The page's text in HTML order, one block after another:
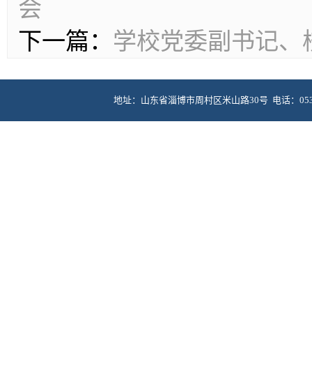
会
下一篇： 学校党委副书记
地址：山东省淄博市周村区米山路30号 电话：